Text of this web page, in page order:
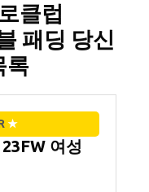
클럽
패딩 당신
록
★
여성